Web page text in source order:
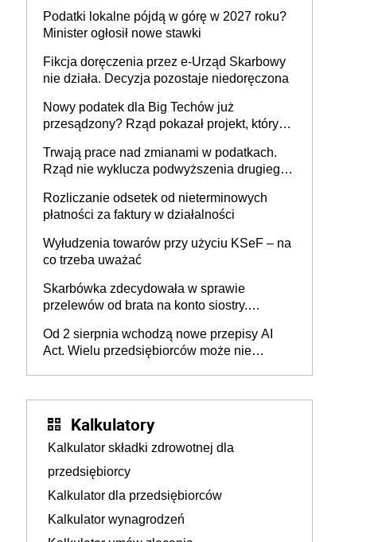
umowy cywilnoprawnej jedynym
racjonalnym wyjściem
Podatki lokalne pójdą w górę w 2027 roku?
Minister ogłosił nowe stawki
Fikcja doręczenia przez e-Urząd Skarbowy
nie działa. Decyzja pozostaje niedoręczona
Nowy podatek dla Big Techów już
przesądzony? Rząd pokazał projekt, który
Trwają prace nad zmianami w podatkach.
Rząd nie wyklucza podwyższenia drugiego
Rozliczanie odsetek od nieterminowych
płatności za faktury w działalności
Wyłudzenia towarów przy użyciu KSeF – na
co trzeba uważać
Skarbówka zdecydowała w sprawie
przelewów od brata na konto siostry.
darowizna, ale podatku jednak nie będzie
Od 2 sierpnia wchodzą nowe przepisy AI
Act. Wielu przedsiębiorców może nie
Kalkulatory
Kalkulator składki zdrowotnej dla
przedsiębiorcy
Kalkulator dla przedsiębiorców
Kalkulator wynagrodzeń